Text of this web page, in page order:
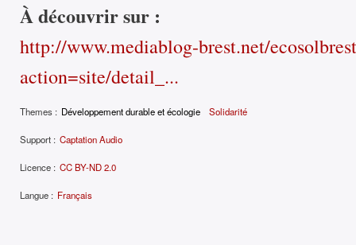
À découvrir sur :
http://www.mediablog-brest.net/
action=site/detail_...
Themes : Développement durable et écologie Solidarité
Support : Captation Audio
Licence : CC BY-ND 2.0
Langue : Français